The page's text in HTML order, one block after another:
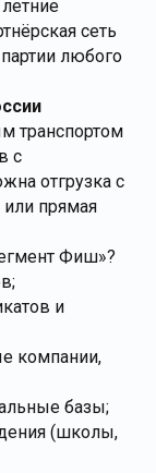
сеть
любого
транспортом
с
отгрузка с
прямая
Фиш»?
и
компании,
базы;
(школы,